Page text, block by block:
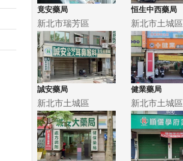
竟安藥局
新北市瑞芳區
恒生中西藥局
新北市土城區
誠安藥局
新北市土城區
健業藥局
新北市土城區